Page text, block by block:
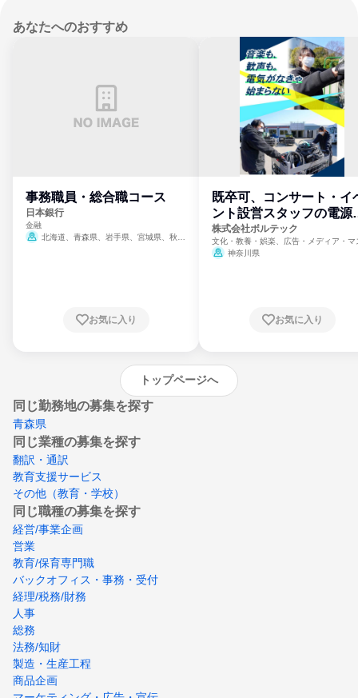
あなたへのおすすめ
事務職員・総合職コース
日本銀行
金融
北海道、青森県、岩手県、宮城県、秋田
崎県、熊本県、大分県、宮崎県、鹿児島県、
お気に入り
既卒可、コンサート・イ
ント設営スタッフの電源
門
株式会社ボルテック
文化・教養・娯楽、広告・メディア・マ
ミ、電力・ガス・水道・エネルギー
神奈川県
お気に入り
トップページへ
同じ勤務地の募集を探す
青森県
同じ業種の募集を探す
翻訳・通訳
教育支援サービス
その他（教育・学校）
同じ職種の募集を探す
経営/事業企画
営業
教育/保育専門職
バックオフィス・事務・受付
経理/税務/財務
人事
総務
法務/知財
製造・生産工程
商品企画